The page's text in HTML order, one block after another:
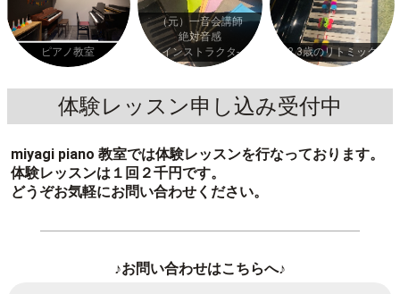
ピアノ教室
（元）一音会講師
絶対音感
インストラクタ-
2.3歳のリトミック
体験レッスン申し込み受付中
miyagi piano 教室では体験レッスンを行なっております。
体験レッスンは１回２千円です。
どうぞお気軽にお問い合わせください。
♪お問い合わせはこちらへ♪